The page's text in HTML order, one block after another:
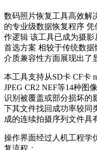
数码照片恢复工具高效解
的专业级数据恢复程序
作逻辑 该工具已成为摄
首选方案 相较于传统数
介质兼容性方面展现出了
本工具支持从SD卡 CF卡
JPEG CR2 NEF等14种图
识别被覆盖或部分损坏的
下其文件找回成功率较同
成的连续拍摄序列文件具
操作界面经过人机工程学